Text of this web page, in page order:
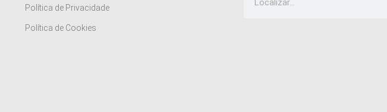
Política de Privacidade
Política de Cookies